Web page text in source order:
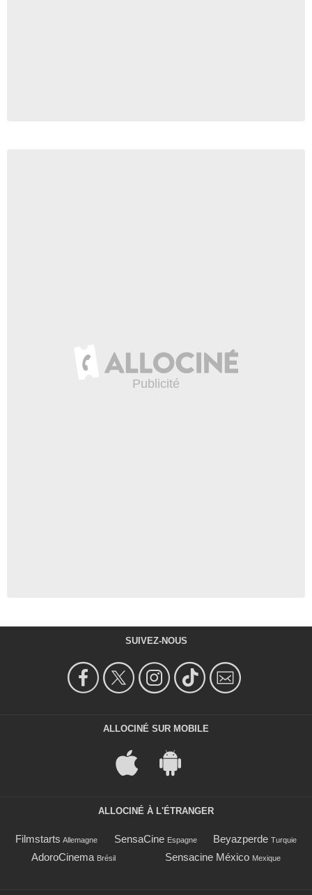
SUIVEZ-NOUS
ALLOCINÉ SUR MOBILE
ALLOCINÉ À L'ÉTRANGER
Filmstarts Allemagne SensaCine Espagne Beyazperde Turquie
AdoroCinema Brésil Sensacine México Mexique